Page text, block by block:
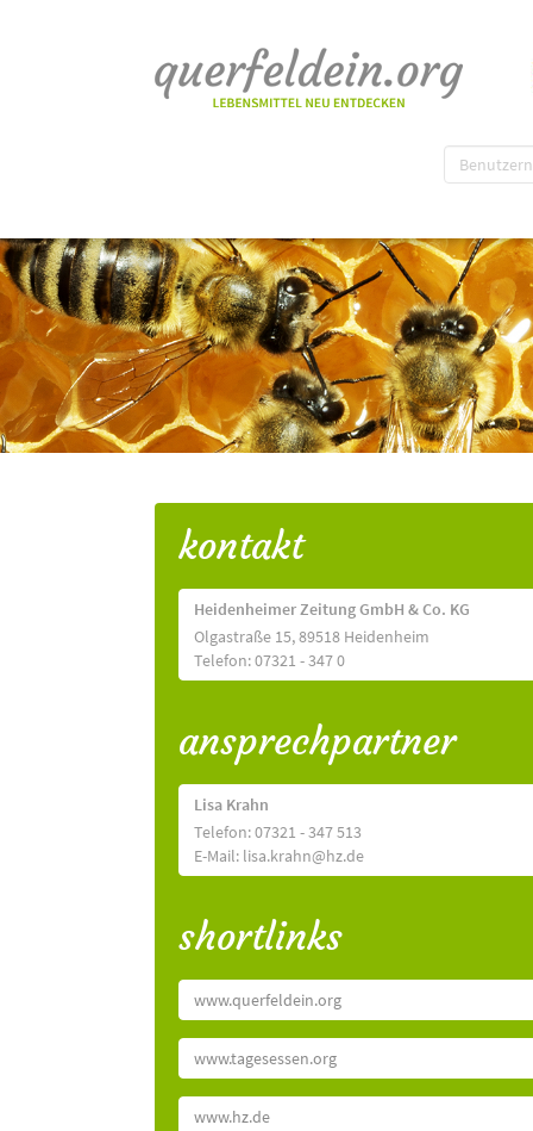
kontakt
Heidenheimer Zeitung GmbH & Co. KG
Olgastraße 15, 89518 Heidenheim
Telefon: 07321 - 347 0
ansprechpartner
Lisa Krahn
Telefon: 07321 - 347 513
E-Mail: lisa.krahn@hz.de
shortlinks
www.querfeldein.org
www.tagesessen.org
www.hz.de